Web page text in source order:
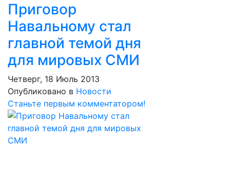
Приговор
Навальному стал
главной темой дня
для мировых СМИ
Четверг, 18 Июль 2013
Опубликовано в Новости
Станьте первым комментатором!